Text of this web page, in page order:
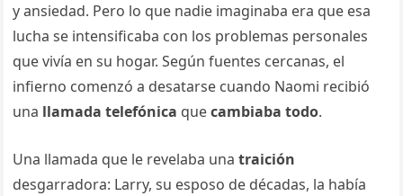
y ansiedad. Pero lo que nadie imaginaba era que esa
lucha se intensificaba con los problemas personales
que vivía en su hogar. Según fuentes cercanas, el
infierno comenzó a desatarse cuando Naomi recibió
una llamada telefónica quecambiaba todo.
Una llamada que le revelaba unatraición
desgarradora: Larry, su esposo de décadas, la había